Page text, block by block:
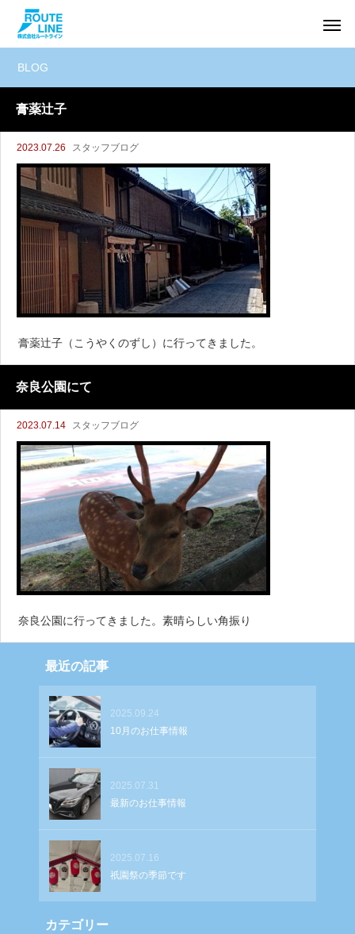
BLOG
膏薬辻子
2023.07.26 スタッフブログ
膏薬辻子（こうやくのずし）に行ってきました。
奈良公園にて
2023.07.14 スタッフブログ
奈良公園に行ってきました。素晴らしい角振り
最近の記事
2025.09.24
10月のお仕事情報
2025.07.31
最新のお仕事情報
2025.07.16
祇園祭の季節です
カテゴリー